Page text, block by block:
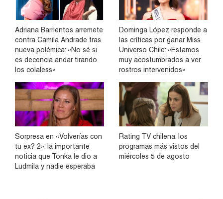
Adriana Barrientos arremete
contra Camila Andrade tras
nueva polémica: «No sé si
es decencia andar tirando
los colaless»
Dominga López responde a
las críticas por ganar Miss
Universo Chile: «Estamos
muy acostumbrados a ver
rostros intervenidos»
Sorpresa en «Volverías con
tu ex? 2»: la importante
noticia que Tonka le dio a
Ludmila y nadie esperaba
Rating TV chilena: los
programas más vistos del
miércoles 5 de agosto